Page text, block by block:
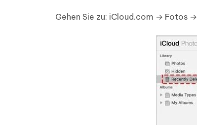
Gehen Sie zu: iCloud.com → Fotos